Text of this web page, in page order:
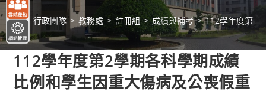
> 行政團隊 > 教務處 > 註冊組 > 成績與補考 > 112學年度第2
112學年度第2學期各科學期成績
比例和學生因重大傷病及公喪假重